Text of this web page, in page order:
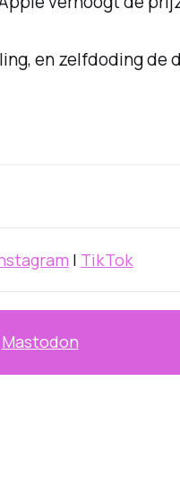
en zelfdoding de
| TikTok
Mastodon